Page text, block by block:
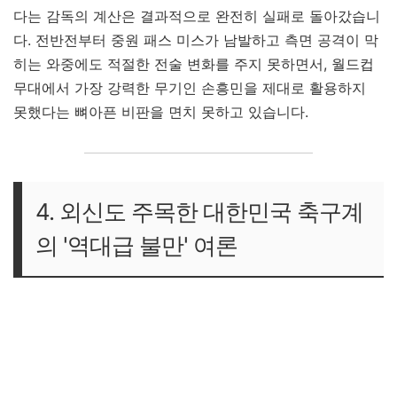
다는 감독의 계산은 결과적으로 완전히 실패로 돌아갔습니
다. 전반전부터 중원 패스 미스가 남발하고 측면 공격이 막
히는 와중에도 적절한 전술 변화를 주지 못하면서, 월드컵
무대에서 가장 강력한 무기인 손흥민을 제대로 활용하지
못했다는 뼈아픈 비판을 면치 못하고 있습니다.
4. 외신도 주목한 대한민국 축구계
의 '역대급 불만' 여론